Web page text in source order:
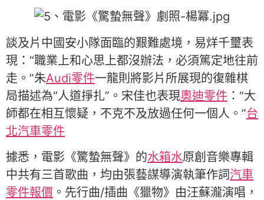
談及片中國安小隊面臨的艱難處境，易烊千璽表
現：“職業上和心思上都沒辦法，必須篤定地往前
走。”朱Audi零件一龍則將影片所展現的復雜棋
局描述為“人道掙扎”。宋佳也表現奧迪零件 ：“大
師都在相互懷疑，不克不及放過任何一個人。”台
北汽車零件
據悉，電影《驚蟄無聲》的水箱水原創音樂專輯
中共有三首歌曲，均由張藝謀導演執筆作詞汽車
零件報價 。先行曲/插曲《獵物》由汪蘇瀧演唱，